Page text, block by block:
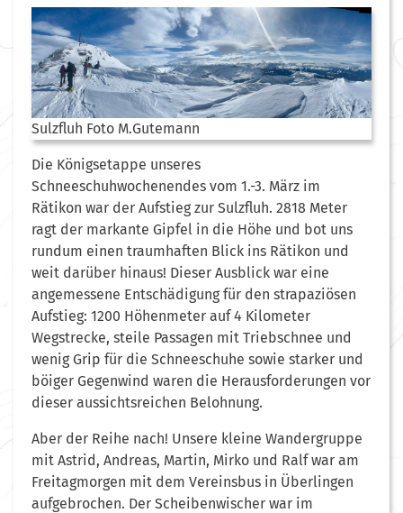
Sulzfluh Foto M.Gutemann
Die Königsetappe unseres
Schneeschuhwochenendes vom 1.-3. März im
Rätikon war der Aufstieg zur Sulzfluh. 2818 Meter
ragt der markante Gipfel in die Höhe und bot uns
rundum einen traumhaften Blick ins Rätikon und
weit darüber hinaus! Dieser Ausblick war eine
angemessene Entschädigung für den strapaziösen
Aufstieg: 1200 Höhenmeter auf 4 Kilometer
Wegstrecke, steile Passagen mit Triebschnee und
wenig Grip für die Schneeschuhe sowie starker und
böiger Gegenwind waren die Herausforderungen vor
dieser aussichtsreichen Belohnung.
Aber der Reihe nach! Unsere kleine Wandergruppe
mit Astrid, Andreas, Martin, Mirko und Ralf war am
Freitagmorgen mit dem Vereinsbus in Überlingen
aufgebrochen. Der Scheibenwischer war im